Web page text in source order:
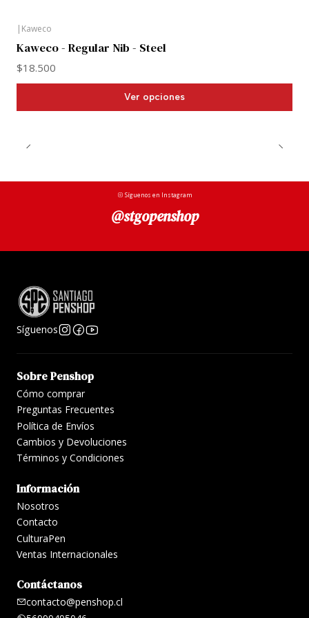
| Kaweco
Kaweco - Regular Nib - Steel
$18.500
Ver opciones
Síguenos en Instagram
@stgopenshop
Síguenos
Sobre Penshop
Cómo comprar
Preguntas Frecuentes
Política de Envíos
Cambios y Devoluciones
Términos y Condiciones
Información
Nosotros
Contacto
CulturaPen
Ventas Internacionales
Contáctanos
contacto@penshop.cl